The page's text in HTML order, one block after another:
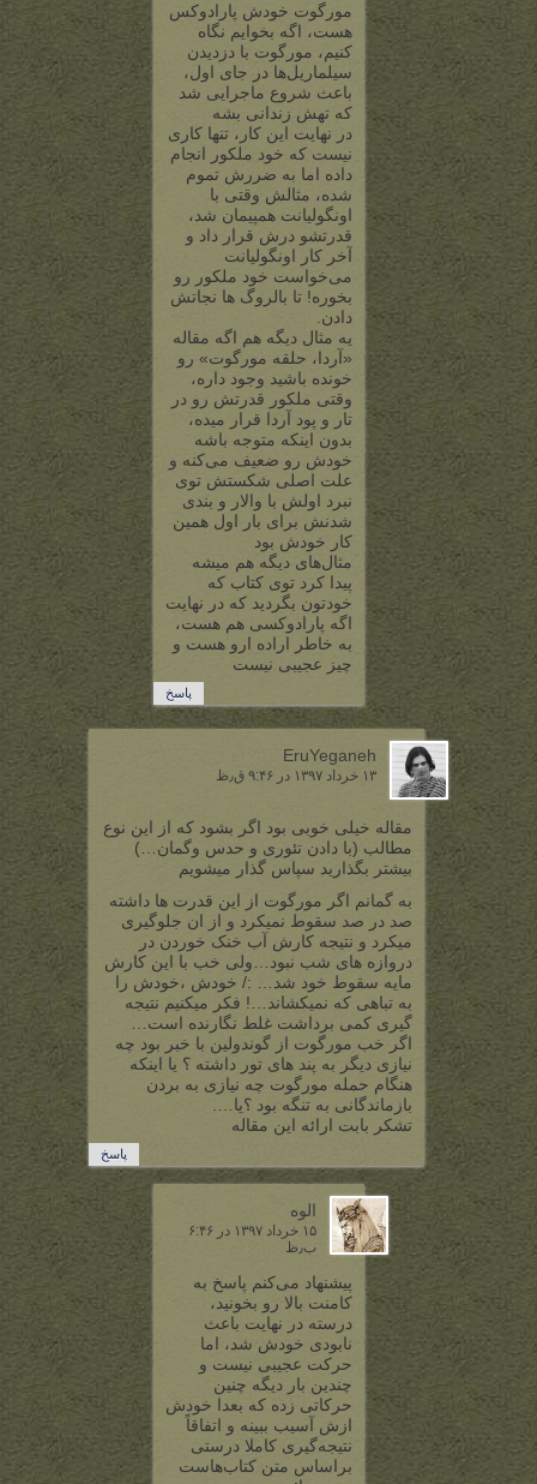
مورگوت خودش پارادوکس
هست، اگه بخوایم نگاه
کنیم، مورگوت با دزدیدن
سیلماریل‌ها در جای اول،
باعث شروع ماجرایی شد
که تهش زندانی بشه
در نهایت این کار، تنها کاری
نیست که خود ملکور انجام
داده اما به ضررش تموم
شده، مثالش وقتی با
اونگولیانت همپیمان شد،
قدرتشو درش قرار داد و
آخر کار اونگولیانت
می‌خواست خود ملکور رو
بخوره! تا بالروگ ها نجاتش
دادن.
یه مثال دیگه هم اگه مقاله
«آردا، حلقه مورگوت» رو
خونده باشید وجود داره،
وقتی ملکور قدرتش رو در
تار و پود آردا قرار میده،
بدون اینکه متوجه باشه
خودش رو ضعیف می‌کنه و
علت اصلی شکستش توی
نبرد اولش با والار و بندی
شدنش برای بار اول همین
کار خودش بود
مثال‌های دیگه هم میشه
پیدا کرد توی کتاب که
خودتون بگردید که در نهایت
اگه پارادوکسی هم هست،
به خاطر اراده ارو هست و
چیز عجیبی نیست
پاسخ
EruYeganeh
۱۳ خرداد ۱۳۹۷ در ۹:۴۶ ق٫ظ
مقاله خیلی خوبی بود اگر بشود که از این نوع
مطالب (با دادن تئوری و حدس وگمان…)
بیشتر بگذارید سپاس گذار میشویم
به گمانم اگر مورگوت از این قدرت ها داشته
صد در صد سقوط نمیکرد و از ان جلوگیری
میکرد و نتیجه کارش آب خنک خوردن در
دروازه های شب نبود…ولی خب با این کارش
مایه سقوط خود شد… :/ خودش ،خودش را
به تباهی که نمیکشاند…! فکر میکنیم نتیجه
گیری کمی برداشت غلط نگارنده است…
اگر خب مورگوت از گوندولین با خبر بود چه
نیازی دیگر به پند های تور داشته ؟ یا اینکه
هنگام حمله مورگوت چه نیازی به بردن
بازماندگانی به تنگه بود ؟یا….
تشکر بابت ارائه این مقاله
پاسخ
الوه
۱۵ خرداد ۱۳۹۷ در ۶:۴۶
ب٫ظ
پیشنهاد می‌کنم پاسخ به
کامنت بالا رو بخونید،
درسته در نهایت باعث
نابودی خودش شد، اما
حرکت عجیبی نیست و
چندین بار دیگه چنین
حرکاتی زده که بعدا خودش
ازش آسیب ببینه و اتفاقاً
نتیجه‌گیری کاملا درستی
براساس متن کتاب‌هاست